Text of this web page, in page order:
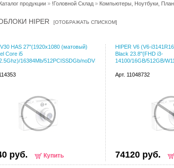
Каталог продукции » !Головной Склад » Компьютеры, Ноутбуки,
HIPER [ОТОБРАЖАТЬ СПИСКОМ]
HAS 27"(1920x1080 (матовый)
Core i5
16384Mb/512PCISSDGb/noDVD/BT
руб. Купить
HIPER V6 (V6-
Black 23.8"{FHD i3-
14100/16GB/512GB/
Арт. 11048732
74120 руб.